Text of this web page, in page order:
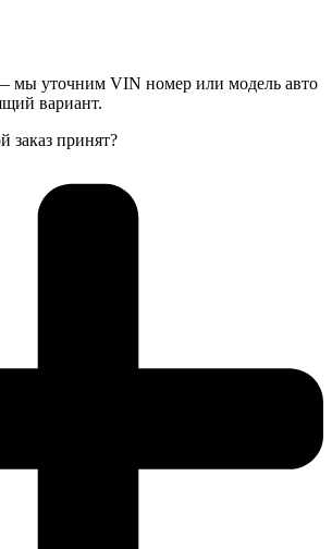
мы уточним VIN номер или модель авто
вариант.
заказ принят?